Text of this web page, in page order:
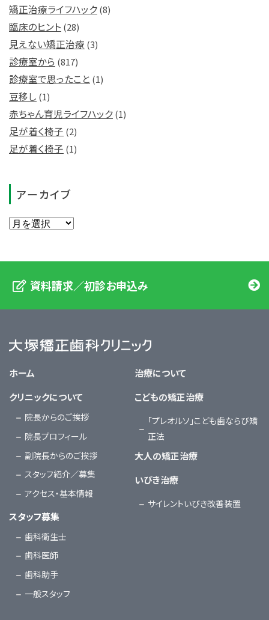
矯正治療ライフハック(8)
臨床のヒント(28)
見えない矯正治療 (3)
診療室から (817)
診療室で思ったこと (1)
豆移し (1)
赤ちゃん育児ライフハック(1)
足が着く椅子 (2)
足が着く椅子 (1)
アーカイブ
資料請求／初診お申込み
ホーム
クリニックについて
院長からのご挨拶
院長プロフィール
副院長からのご挨拶
スタッフ紹介／募集
アクセス・基本情報
スタッフ募集
歯科衛生士
歯科医師
歯科助手
一般スタッフ
治療について
こどもの矯正治療
「プレオルソ」こども歯ならび矯
正法
大人の矯正治療
いびき治療
サイレントいびき改善装置